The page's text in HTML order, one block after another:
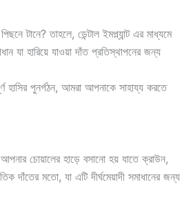
টানে? তাহলে, ডেন্টাল ইমপ্ল্যান্ট এর মাধ্যমে
যা হারিয়ে যাওয়া দাঁত প্রতিস্থাপনের জন্য
হাসির পুনর্গঠন, আমরা আপনাকে সাহায্য করতে
আপনার চোয়ালের হাড়ে বসানো হয় যাতে ক্রাউন,
দাঁতের মতো, যা এটি দীর্ঘমেয়াদী সমাধানের জন্য